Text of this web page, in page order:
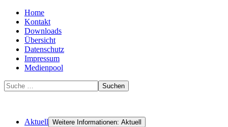
Home
Kontakt
Downloads
Übersicht
Datenschutz
Impressum
Medienpool
Suchen
Aktuell Weitere Informationen: Aktuell